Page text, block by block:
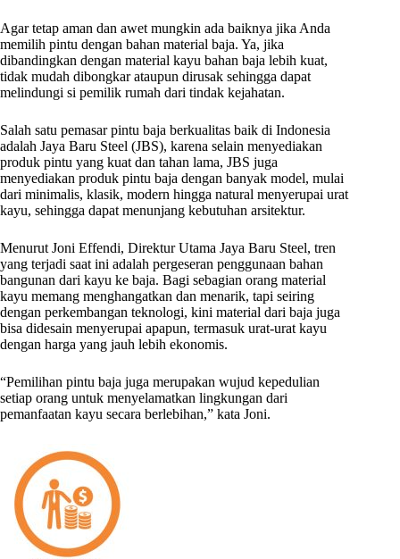
Agar tetap aman dan awet mungkin ada baiknya jika Anda
memilih pintu dengan bahan material baja. Ya, jika
dibandingkan dengan material kayu bahan baja lebih kuat,
tidak mudah dibongkar ataupun dirusak sehingga dapat
melindungi si pemilik rumah dari tindak kejahatan.
Salah satu pemasar pintu baja berkualitas baik di Indonesia
adalah Jaya Baru Steel (JBS), karena selain menyediakan
produk pintu yang kuat dan tahan lama, JBS juga
menyediakan produk pintu baja dengan banyak model, mulai
dari minimalis, klasik, modern hingga natural menyerupai urat
kayu, sehingga dapat menunjang kebutuhan arsitektur.
Menurut Joni Effendi, Direktur Utama Jaya Baru Steel, tren
yang terjadi saat ini adalah pergeseran penggunaan bahan
bangunan dari kayu ke baja. Bagi sebagian orang material
kayu memang menghangatkan dan menarik, tapi seiring
dengan perkembangan teknologi, kini material dari baja juga
bisa didesain menyerupai apapun, termasuk urat-urat kayu
dengan harga yang jauh lebih ekonomis.
“Pemilihan pintu baja juga merupakan wujud kepedulian
setiap orang untuk menyelamatkan lingkungan dari
pemanfaatan kayu secara berlebihan,” kata Joni.